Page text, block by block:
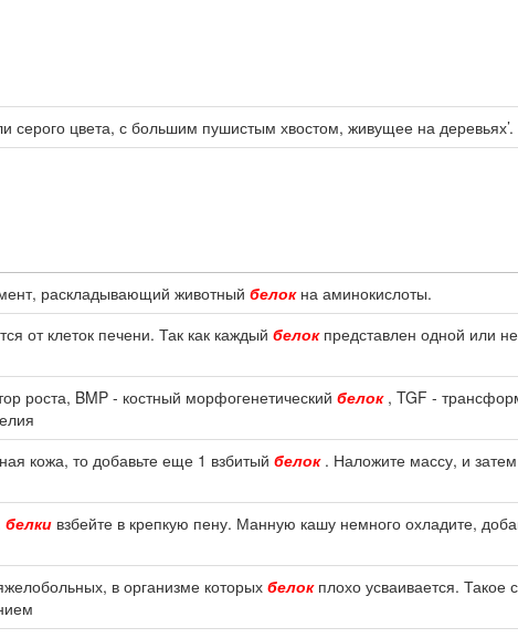
серого цвета, с большим пушистым хвостом, живущее на деревьях’.
раскладывающий животный белокна аминокислоты.
от клеток печени. Так как каждый белокпредставлен одной или
роста, BMP - костный морфогенетический белок, TGF -
кожа, то добавьте еще 1 взбитый белок. Наложите массу, и
белки взбейте в крепкую пену. Манную кашу немного охладите,
в организме которых белокплохо усваивается. Такое